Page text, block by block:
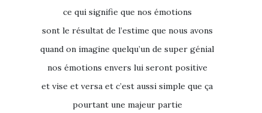
ce qui signifie que nos émotions
sont le résultat de l’estime que nous avons
quand on imagine quelqu’un de super génial
nos émotions envers lui seront positive
et vise et versa et c’est aussi simple que ça
pourtant une majeur partie